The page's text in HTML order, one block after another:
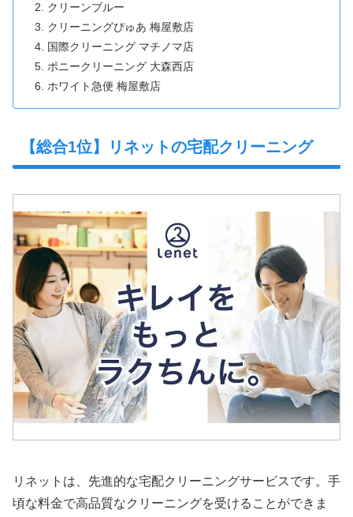
クリーンブルー
クリーニングぴゅあ 梅屋敷店
国際クリーニング マチノマ店
ポニークリーニング 大森西店
ホワイト急便 梅屋敷店‎
【総合1位】リネットの宅配クリーニング
リネットは、先進的な宅配クリーニングサービスです。手
頃な料金で高品質なクリーニングを受けることができま